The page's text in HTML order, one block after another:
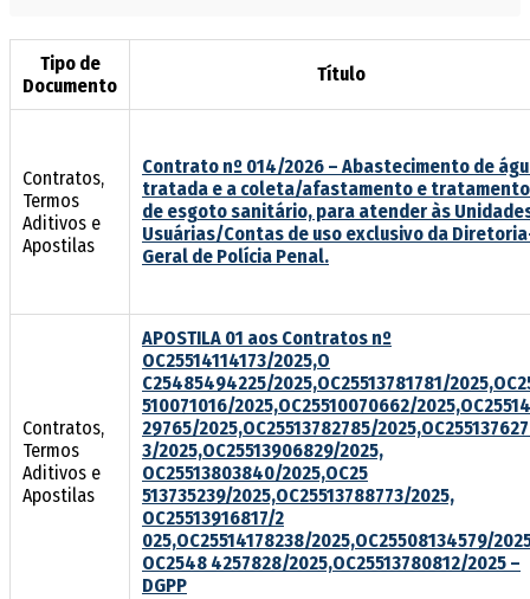
Tipo de
Documento
Título
Contratos,
Termos
Aditivos e
Apostilas
Contrato nº 014/2026 – Abastecimento de
tratada e a coleta/afastamento e tratamento
de esgoto sanitário, para atender às
Usuárias/Contas de uso exclusivo da
Geral de Polícia Penal.
Contratos,
Termos
Aditivos e
Apostilas
APOSTILA 01 aos Contratos nº
OC25514114173/2025,O
C25485494225/2025,OC25513781781/
510071016/2025,OC25510070662/
29765/2025,OC25513782785/
3/2025,OC25513906829/2025,
OC25513803840/2025,OC25
513735239/2025,OC25513788773/2025,
OC25513916817/2
025,OC25514178238/2025,OC25508134579/
OC2548 4257828/2025,OC25513780812/2025 –
DGPP